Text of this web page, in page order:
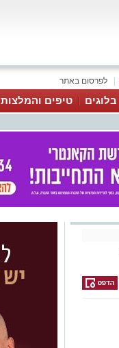
לפרסום באתר
בלוגים טיפים והמלצות